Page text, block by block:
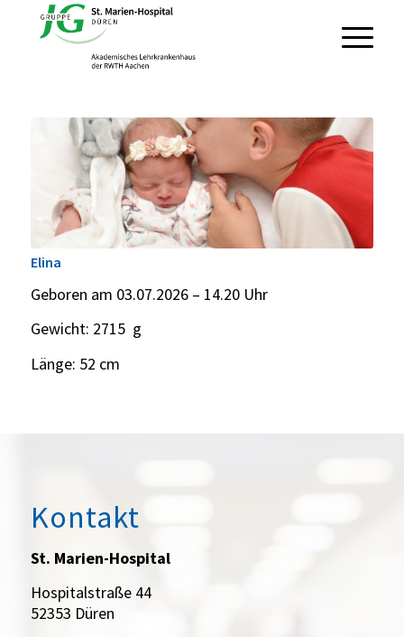
Elina
Geboren am 03.07.2026 – 14.20 Uhr
Gewicht: 2715 g
Länge: 52 cm
Kontakt
St. Marien-Hospital
Hospitalstraße 44
52353 Düren